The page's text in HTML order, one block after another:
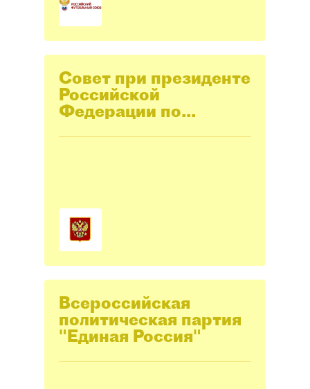
Совет при президенте
Российской
Федерации по
гражданского
Всероссийская
политическая партия
"Единая Россия"